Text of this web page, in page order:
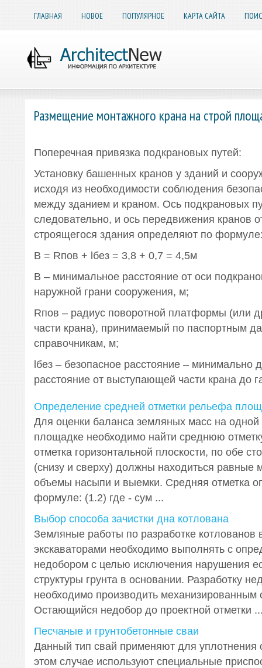
ГЛАВНАЯ НОВОЕ ПОПУЛЯРНОЕ КАРТА САЙТА
Размещение монтажного крана на строй
Поперечная привязка подкрановых путей:
Установку башенных кранов у зданий и
исходя из необходимости соблюдения
между зданием и краном. Ось подкрановых
следовательно, и ось передвижения кранов
строящегося здания определяют по
B = Rпов + lбез = 3,8 + 0,7 = 4,5м
B – минимальное расстояние от оси
наружной грани сооружения, м;
Rпов – радиус поворотной платформы (или
части крана), принимаемый по паспортным
справочникам, м;
lбез – безопасное расстояние – минимально
расстояние от выступающей части крана до
Определение средней отметки рельефа
Для оценки баланса земляных масс на одной
площадке необходимо найти среднюю
отметка горизонтальной плоскости, по обе
(снизу и сверху) должны находиться равные
объемы насыпи и выемки. Средняя отметка
формуле: (1.2) где - сум ...
Выбор способа зачистки дна котлована
Земляные работы по разработке котлованов
экскаваторами необходимо выполнять с
недобором с целью исключения нарушения
структуры грунта в основании. Разработку
необходимо производить механизированным
Остающийся недобор до проектной отметки
Песчаные и гpунтобетонные сваи
Данный тип свай применяют для уплотнения
этом случае используют специальные